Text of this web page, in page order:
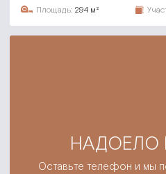
Площадь: 294 м²
НАДОЕЛО
Оставьте телефон и мы